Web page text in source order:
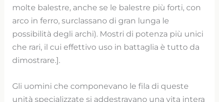
molte balestre, anche se le balestre più forti, con
arco in ferro, surclassano di gran lunga le
possibilità degli archi). Mostri di potenza più unici
che rari, il cui effettivo uso in battaglia è tutto da
dimostrare.].
Gli uomini che componevano le fila di queste
unità specializzate si addestravano una vita intera